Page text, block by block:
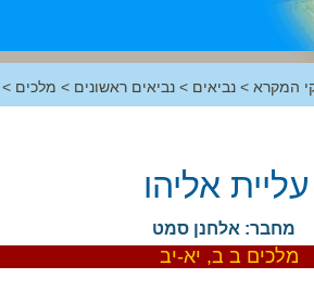
המקרא > נביאים > נביאים ראשונים > מלכים >
עליית אליהו
מחבר: אלחנן סמט
מלכים ב ב, יא-יב